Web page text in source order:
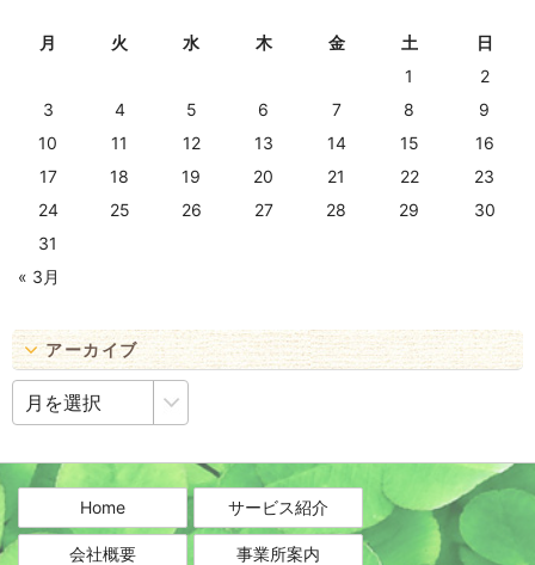
月 火 水 木 金 土
日
1
2
3
4 5 6 7 8
9
10
11 12 13 14 15
16
17
18 19 20 21 22
23
24
25 26 27 28 29
30
31
« 3月
アーカイブ
ア
ー
カ
ブ
Home
サービス紹介
会社概要 事業所案内